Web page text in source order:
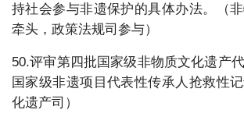
持社会参与非遗保护的具体办法。（
牵头，政策法规司参与）
50.评审第四批国家级非物质文化遗产
国家级非遗项目代表性传承人抢救性
化遗产司）